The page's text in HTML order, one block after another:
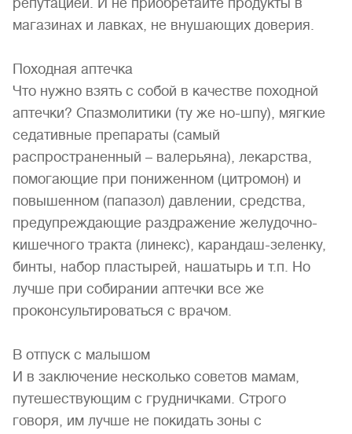
репутацией. И не приобретайте продукты в
магазинах и лавках, не внушающих доверия.
Походная аптечка
Что нужно взять с собой в качестве походной
аптечки? Спазмолитики (ту же но-шпу), мягкие
седативные препараты (самый
распространенный – валерьяна), лекарства,
помогающие при пониженном (цитромон) и
повышенном (папазол) давлении, средства,
предупреждающие раздражение желудочно-
кишечного тракта (линекс), карандаш-зеленку,
бинты, набор пластырей, нашатырь и т.п. Но
лучше при собирании аптечки все же
проконсультироваться с врачом.
В отпуск с малышом
И в заключение несколько советов мамам,
путешествующим с грудничками. Строго
говоря, им лучше не покидать зоны с